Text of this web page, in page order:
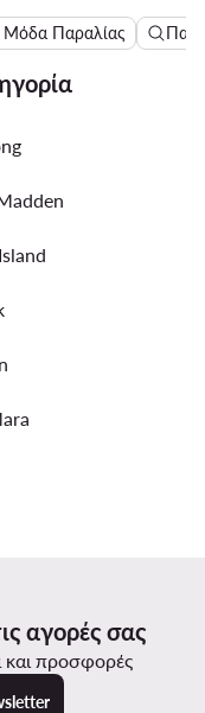
Μόδα Παραλίας
αγορές σας
και προσφορές